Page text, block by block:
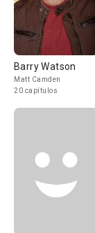
Barry Watson
Matt Camden
20 capítulos